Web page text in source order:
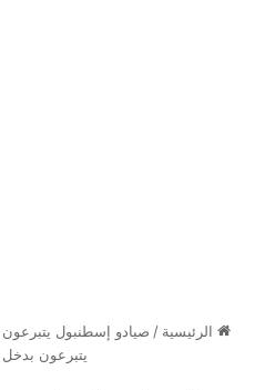
الرئيسية / صيادو إسطنبول
يتبرعون بدخل